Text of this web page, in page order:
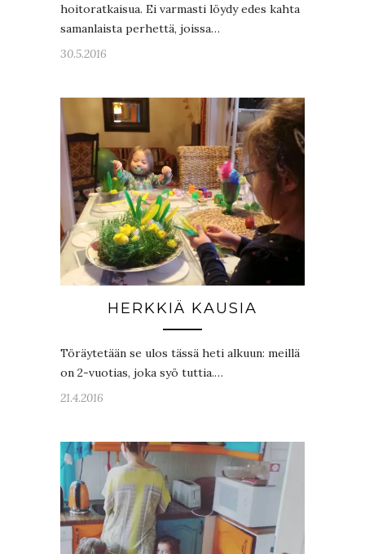
hoitoratkaisua. Ei varmasti löydy edes kahta
samanlaista perhettä, joissa…
30.5.2016
HERKKIÄ KAUSIA
Töräytetään se ulos tässä heti alkuun: meillä
on 2-vuotias, joka syö tuttia.…
21.4.2016